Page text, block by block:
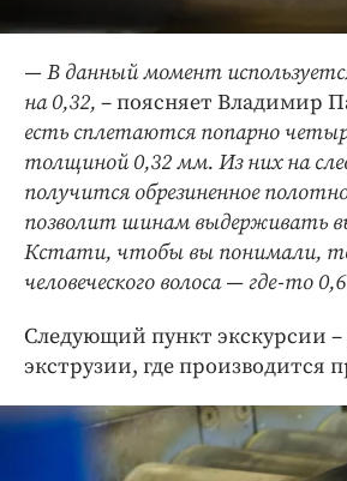
— В данный момент
на 0,32, – поясняет Владимир
есть сплетаются попарно
толщиной 0,32 мм. Из них на
получится обрезиненное
позволит шинам выдерживать
Кстати, чтобы вы понимали,
человеческого волоса — где-то
Следующий пункт экскурсии –
экструзии, где производится